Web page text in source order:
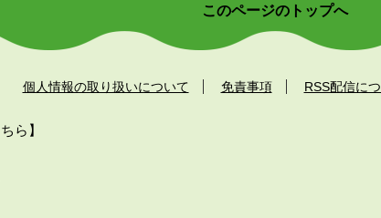
このページのトップへ
個人情報の取り扱いについて 免責事項 RSS配信に
ら】